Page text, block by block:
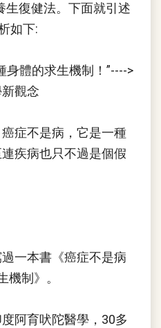
生復健法。下面就引述
如下:
身體的求生機制！”---->
觀念
症不是病，它是一種
疾病也只不過是個假
一本書《癌症不是病
制》。
阿育吠陀醫學，30多